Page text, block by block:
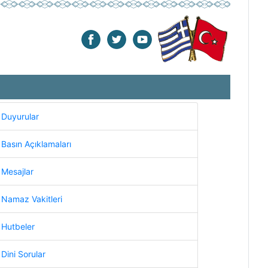
Duyurular
Basın Açıklamaları
Mesajlar
Namaz Vakitleri
Hutbeler
Dini Sorular